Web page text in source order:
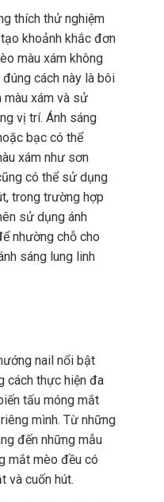
thích thử nghiệm
khoảnh khắc đơn
màu xám không
cách này là bôi
màu xám và sử
vị trí. Ánh sáng
bạc có thể
xám như sơn
có thể sử dụng
trong trường hợp
sử dụng ánh
nhường chỗ cho
sáng lung linh
nail nổi bật
cách thực hiện đa
tấu móng mắt
mình. Từ những
đến những mẫu
mắt mèo đều có
và cuốn hút.